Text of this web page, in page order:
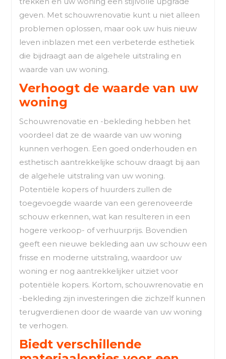
geven. Met schouwrenovatie kunt u niet alleen
problemen oplossen, maar ook uw huis nieuw
leven inblazen met een verbeterde esthetiek
die bijdraagt aan de algehele uitstraling en
waarde van uw woning.
Verhoogt de waarde van uw
woning
Schouwrenovatie en -bekleding hebben het
voordeel dat ze de waarde van uw woning
kunnen verhogen. Een goed onderhouden en
esthetisch aantrekkelijke schouw draagt bij aan
de algehele uitstraling van uw woning.
Potentiële kopers of huurders zullen de
toegevoegde waarde van een gerenoveerde
schouw erkennen, wat kan resulteren in een
hogere verkoop- of verhuurprijs. Bovendien
geeft een nieuwe bekleding aan uw schouw een
frisse en moderne uitstraling, waardoor uw
woning er nog aantrekkelijker uitziet voor
potentiële kopers. Kortom, schouwrenovatie en
-bekleding zijn investeringen die zichzelf kunnen
terugverdienen door de waarde van uw woning
te verhogen.
Biedt verschillende